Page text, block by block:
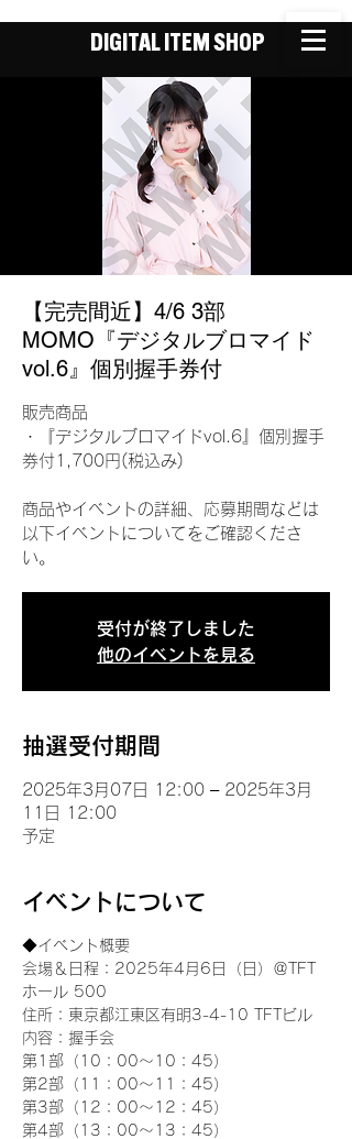
DIGITAL ITEM SHOP
【完売間近】4/6 3部
MOMO『デジタルブロマイド
vol.6』個別握手券付
販売商品
・『デジタルブロマイドvol.6』個別握手
券付1,700円(税込み)
商品やイベントの詳細、応募期間などは
以下イベントについてをご確認くださ
い。
受付が終了しました
他のイベントを見る
抽選受付期間
2025年3月07日 12:00 – 2025年3月
11日 12:00
予定
イベントについて
◆イベント概要
会場＆日程：2025年4月6日（日）＠TFT
ホール 500
住所：東京都江東区有明3-4-10 TFTビル
内容：握手会
第1部（10：00～10：45）
第2部（11：00～11：45）
第3部（12：00～12：45）
第4部（13：00～13：45）